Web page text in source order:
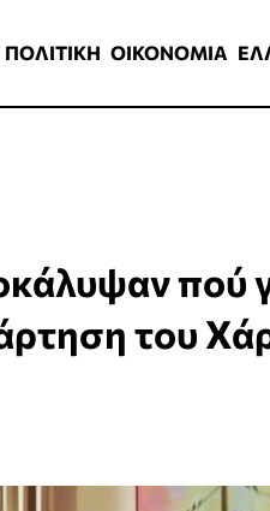
ΠΟΛΙΤΙΚΗ ΟΙΚΟΝΟΜΙΑ
πού
του